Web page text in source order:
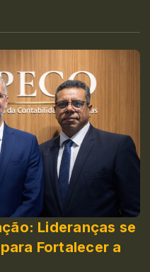
Lideranças se
para Fortalecer a